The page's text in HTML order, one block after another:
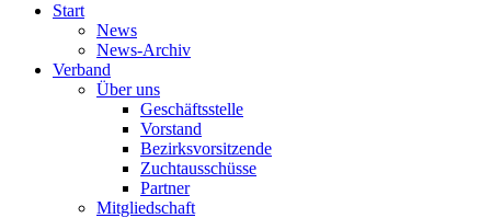
Start
News
News-Archiv
Verband
Über uns
Geschäftsstelle
Vorstand
Bezirksvorsitzende
Zuchtausschüsse
Partner
Mitgliedschaft